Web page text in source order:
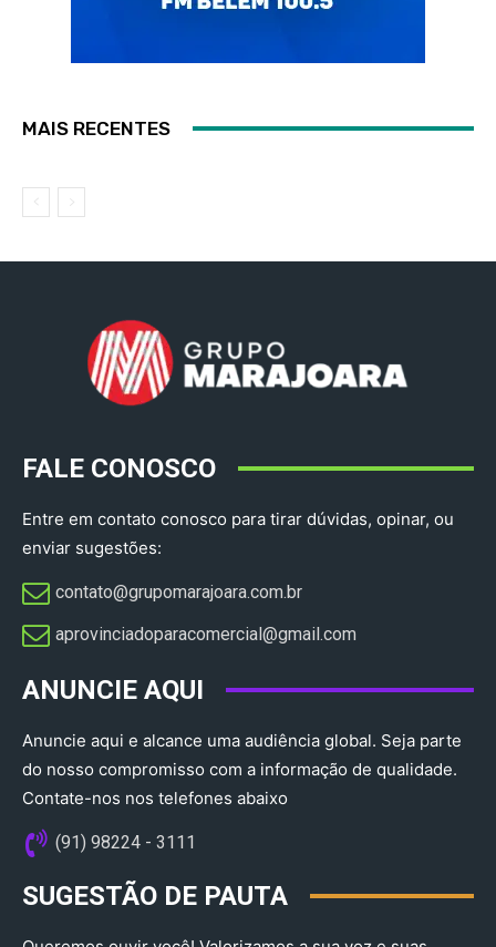
MAIS RECENTES
FALE CONOSCO
Entre em contato conosco para tirar dúvidas, opinar, ou
enviar sugestões:
contato@grupomarajoara.com.br
aprovinciadoparacomercial@gmail.com​
ANUNCIE AQUI
Anuncie aqui e alcance uma audiência global. Seja parte
do nosso compromisso com a informação de qualidade.
Contate-nos nos telefones abaixo
(91) 98224 - 3111
SUGESTÃO DE PAUTA